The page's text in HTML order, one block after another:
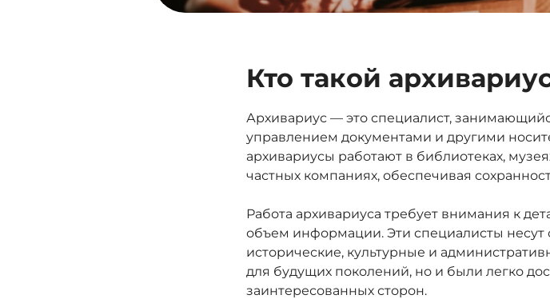
Кто такой
Архивариус — это специалист,
управлением документами и другими
архивариусы работают в библиотеках,
частных компаниях, обеспечивая
Работа архивариуса требует внимания к
объем информации. Эти специалисты несут
исторические, культурные и
для будущих поколений, но и были легко
заинтересованных сторон.